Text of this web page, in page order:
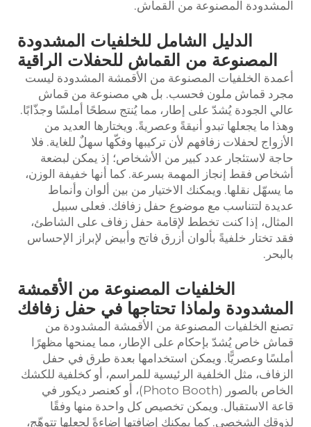
المشدودة المصنوعة من القماش.
الدليل الشامل للخلفيات المشدودة
المصنوعة من القماش للحفلات الراقية
أعمدة الخلفيات المصنوعة من الأقمشة المشدودة ليست
مجرد قماش ملون فحسب. بل هي مصنوعة من قماش
عالي الجودة يُشدّ على إطار، مما يُنتج سطحًا أملسًا وجذّابًا.
وهذا ما يجعلها تبدو أنيقةً وعصريةً. ويختارها العديد من
الأزواج لحفلات زفافهم لأن تركيبها وفكّها سهلٌ للغاية. فلا
حاجة لاستئجار عدد كبير من الأشخاص؛ إذ يمكن لبضعة
أشخاص فقط إنجاز المهمة بسرعة. كما أنها خفيفة الوزن،
ما يسهّل نقلها. ويمكنك الاختيار من بين ألوان وأنماط
عديدة لتتناسب مع موضوع حفل زفافك. فعلى سبيل
المثال، إذا كنت تخطط لإقامة حفل زفاف على الشاطئ،
فقد تختار خلفيةً بألوان أزرق فاتح وأبيض لإبراز الإحساس
بالبحر.
الخلفيات المصنوعة من الأقمشة
المشدودة ولماذا تحتاجها في حفل زفافك
تصنع الخلفيات المصنوعة من الأقمشة المشدودة من
قماش خاص يُشدّ بإحكام على الإطار، مما يمنحها مظهرًا
أملسًا وعصريًّا. ويمكن استخدامها بعدة طرق في حفل
الزفاف، مثل الخلفية الرئيسية للمراسم، أو كخلفية للكشك
الخاص بالصور (Photo Booth)، أو كعنصر ديكور في
قاعة الاستقبال. ويمكن تخصيص كل واحدة منها وفقًا
لذوقك الشخصي. كما يمكنك إضافتها إضاءةً لجعلها تتوهّج،